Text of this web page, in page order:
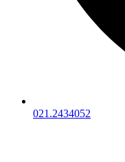
021.2434052